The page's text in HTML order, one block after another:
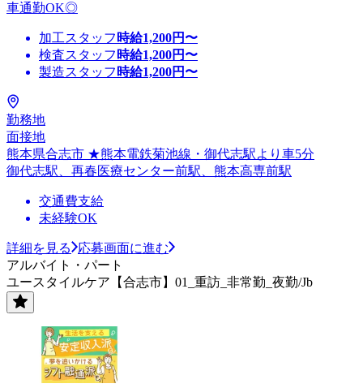
車通勤OK◎
加工スタッフ 時給1,200円〜
検査スタッフ 時給1,200円〜
製造スタッフ 時給1,200円〜
勤務地
面接地
熊本県合志市 ★熊本電鉄菊池線・御代志駅より車5分
御代志駅、再春医療センター前駅、熊本高専前駅
交通費支給
未経験OK
詳細を見る
応募画面に進む
アルバイト・パート
ユースタイルケア【合志市】01_重訪_非常勤_夜勤/Jb